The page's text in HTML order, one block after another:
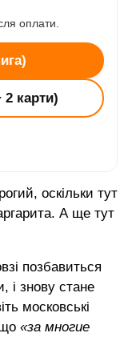
оплати.
2 карти)
оскільки тут
А ще тут
позбавиться
і знову стане
московські
«за многие